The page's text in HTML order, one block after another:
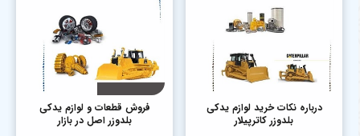
درباره نکات خرید لوازم یدکی
بلدوزر کاترپیلار
فروش قطعات و لوازم یدکی
بلدوزر اصل در بازار